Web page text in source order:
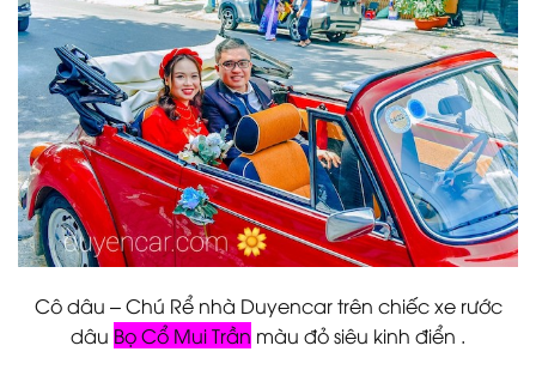
Cô dâu – Chú Rể nhà Duyencar trên chiếc xe rước
dâu Bọ Cổ Mui Trần màu đỏ siêu kinh điển .